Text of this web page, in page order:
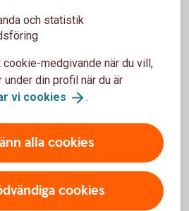
innehåll behöver du först
för Funktioner, prestanda
cookies
och statistik
medgivande när du vill,
din profil när du är
vi cookies .
alla cookies
cookies